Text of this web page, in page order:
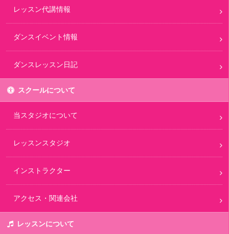
レッスン代講情報
ダンスイベント情報
ダンスレッスン日記
スクールについて
当スタジオについて
レッスンスタジオ
インストラクター
アクセス・関連会社
レッスンについて